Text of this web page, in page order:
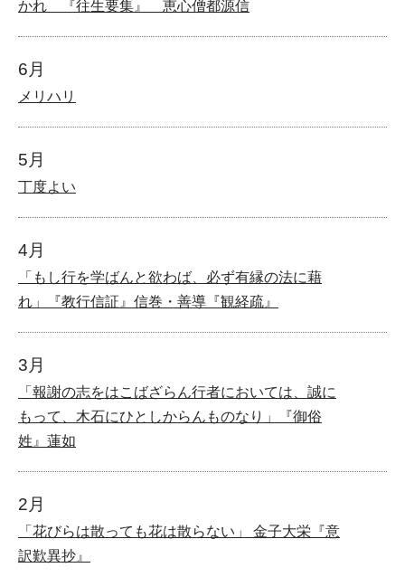
かれ 『往生要集』 恵心僧都源信
6月
メリハリ
5月
丁度よい
4月
「もし行を学ばんと欲わば、必ず有縁の法に藉
れ」『教行信証』信巻・善導『観経疏』
3月
「報謝の志をはこばざらん行者においては、誠に
もって、木石にひとしからんものなり」『御俗
姓』蓮如
2月
「花びらは散っても花は散らない」 金子大栄『意
訳歎異抄』